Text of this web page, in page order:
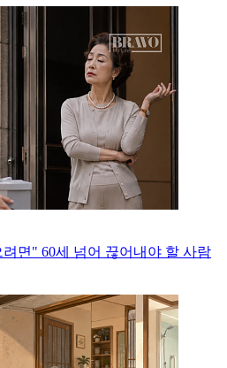
면" 60세 넘어 끊어내야 할 사람